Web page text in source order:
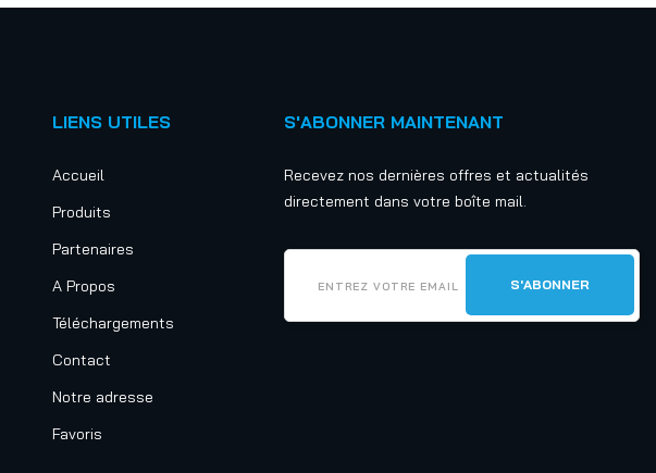
LIENS UTILES
Accueil
Produits
Partenaires
A Propos
Téléchargements
Contact
Notre adresse
Favoris
S'ABONNER MAINTENANT
Recevez nos dernières offres et actualités
directement dans votre boîte mail.